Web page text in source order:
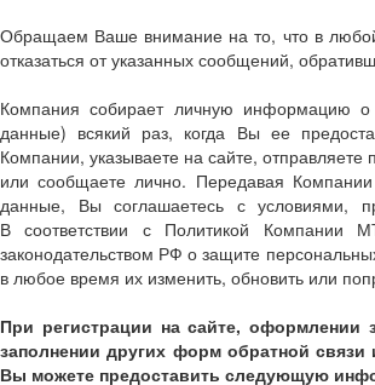
Обращаем Ваше внимание на то, что в
отказаться от указанных сообщений,
Компания собирает личную информацию
данные) всякий раз, когда Вы ее
Компании, указываете на сайте, отправляете
или сообщаете лично. Передавая
данные, Вы соглашаетесь с условиями,
В соответствии с Политикой Компании
законодательством РФ о защите
в любое время их изменить, обновить или
При регистрации на сайте, оформлении
заполнении других форм обратной связи
Вы можете предоставить следующую